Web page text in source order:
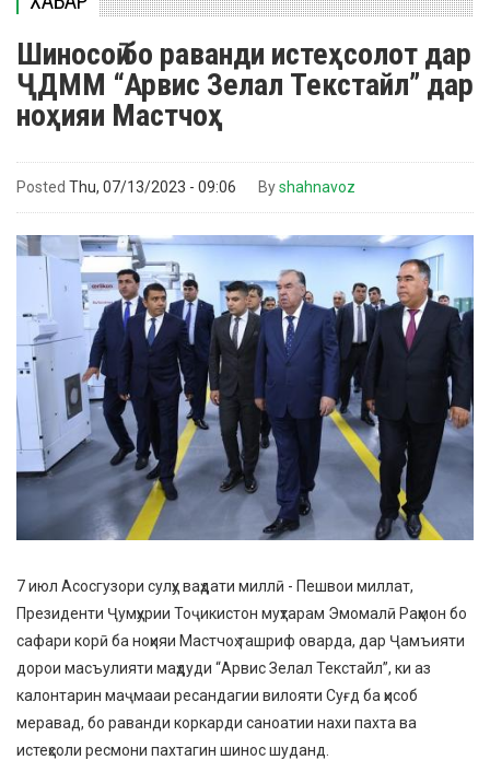
Шиносоӣ бо раванди истеҳсолот дар
ҶДММ “Арвис Зелал Текстайл” дар
ноҳияи Мастчоҳ
Posted Thu, 07/13/2023 - 09:06 Byshahnavoz
7 июл Асосгузори сулҳу ваҳдати миллӣ - Пешвои миллат,
Президенти Ҷумҳурии Тоҷикистон муҳтарам Эмомалӣ Раҳмон бо
сафари корӣ ба ноҳияи Мастчоҳ ташриф оварда, дар Ҷамъияти
дорои масъулияти маҳдуди “Арвис Зелал Текстайл”, ки аз
калонтарин маҷмааи ресандагии вилояти Суғд ба ҳисоб
меравад, бо раванди коркарди саноатии нахи пахта ва
истеҳсоли ресмони пахтагин шинос шуданд.